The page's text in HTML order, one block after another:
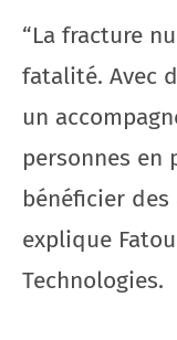
“La fracture
fatalité. Avec
un
personnes en
bénéficier des
explique
Technologies.